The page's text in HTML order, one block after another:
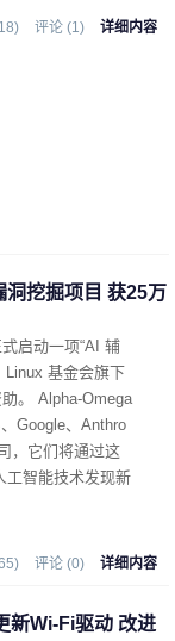
评论 (1) 详细内容
挖掘项目 获25万
启动一项“AI 辅
Linux 基金会旗下
。 Alpha-Omega
Google、Anthro
，它们将通过这
工智能技术发现新
评论 (0) 详细内容
新Wi-Fi驱动 改进